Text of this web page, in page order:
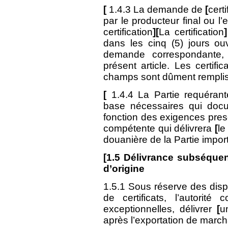
[ 1.4.3 La demande de [
par le producteur final ou
certification][La certification]
dans les cinq (5) jours
demande
présent article. Les
champs sont dûment
[ 1.4.4 La Partie
base nécessaires qui
fonction des exigences
compétente qui délivrera [le
douanière de la Partie
[1.5 Délivrance
d’origine
1.5.1 Sous réserve des
de certificats, l’autorité
exceptionnelles, délivrer [
après l’exportation de